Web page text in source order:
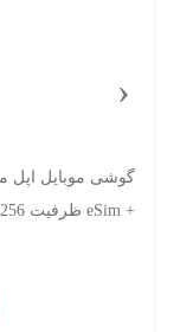
+ eSim ظرفیت 256 گیگابایت و رم 12 گیگابایت - نات اکتیو
‹